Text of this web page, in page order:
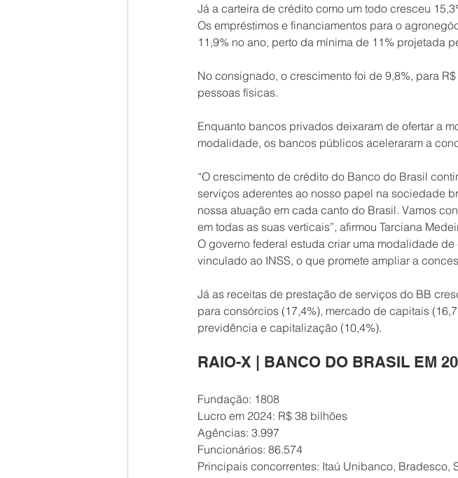
Já a carteira de crédito como um todo cresceu
Os empréstimos e financiamentos para o
11,9% no ano, perto da mínima de 11% projetada
No consignado, o crescimento foi de 9,8%, para
pessoas físicas.
Enquanto bancos privados deixaram de ofertar a
modalidade, os bancos públicos aceleraram a
“O crescimento de crédito do Banco do Brasil
serviços aderentes ao nosso papel na sociedade
nossa atuação em cada canto do Brasil. Vamos
em todas as suas verticais”, afirmou Tarciana
O governo federal estuda criar uma modalidade
vinculado ao INSS, o que promete ampliar a
Já as receitas de prestação de serviços do BB
para consórcios (17,4%), mercado de capitais
previdência e capitalização (10,4%).
RAIO-X | BANCO DO BRASIL EM
Fundação: 1808
Lucro em 2024: R$ 38 bilhões
Agências: 3.997
Funcionários: 86.574
Principais concorrentes: Itaú Unibanco, Bradesco,